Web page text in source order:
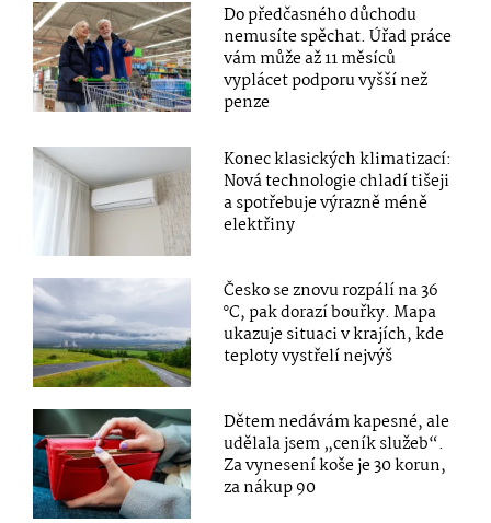
Do předčasného důchodu
nemusíte spěchat. Úřad práce
vám může až 11 měsíců
vyplácet podporu vyšší než
penze
Konec klasických klimatizací:
Nová technologie chladí tišeji
a spotřebuje výrazně méně
elektřiny
Česko se znovu rozpálí na 36
°C, pak dorazí bouřky. Mapa
ukazuje situaci v krajích, kde
teploty vystřelí nejvýš
Dětem nedávám kapesné, ale
udělala jsem „ceník služeb“.
Za vynesení koše je 30 korun,
za nákup 90